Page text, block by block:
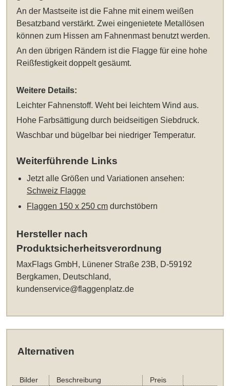
An der Mastseite ist die Fahne mit einem weißen
Besatzband verstärkt. Zwei eingenietete Metallösen
können zum Hissen am Fahnenmast benutzt werden.
An den übrigen Rändern ist die Flagge für eine hohe
Reißfestigkeit doppelt gesäumt.
Weitere Details:
Leichter Fahnenstoff. Weht bei leichtem Wind aus.
Hohe Farbsättigung durch beidseitigen Siebdruck.
Waschbar und bügelbar bei niedriger Temperatur.
Weiterführende Links
Jetzt alle Größen und Variationen ansehen:
Schweiz Flagge
Flaggen 150 x 250 cm durchstöbern
Hersteller nach
Produktsicherheitsverordnung
MaxFlags GmbH, Lünener Straße 23B, D-59192
Bergkamen, Deutschland,
kundenservice@flaggenplatz.de
Alternativen
Bilder Beschreibung Preis